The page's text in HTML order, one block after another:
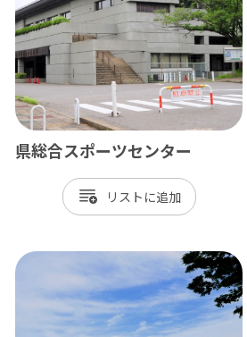
成田市
佐倉市
八街市
印西市
富里市
香取市
酒々井町
県総合スポーツセンター
リスト